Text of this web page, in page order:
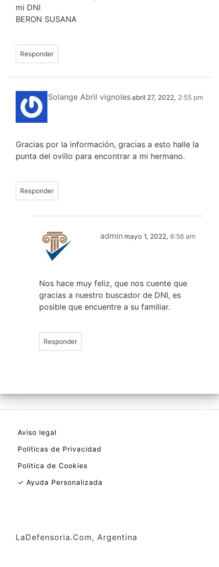
mi DNI
BERON SUSANA
Responder
Solange Abril vignolesabril 27, 2022, 2:55 pm
Gracias por la información, gracias a esto halle la
punta del ovillo para encontrar a mi hermano.
Responder
admin mayo 1, 2022, 6:56 am
Nos hace muy feliz, que nos cuente que
gracias a nuestro buscador de DNI, es
posible que encuentre a su familiar.
Responder
Aviso legal
Políticas de Privacidad
Politica de Cookies
✓ Ayuda Personalizada
LaDefensoria.Com, Argentina